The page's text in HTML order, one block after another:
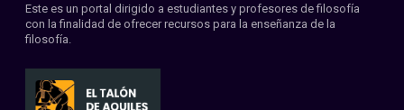
Convenios
Este es un portal dirigido a estudiantes y profesores de filosofía
con la finalidad de ofrecer recursos para la enseñanza de la
filosofía.